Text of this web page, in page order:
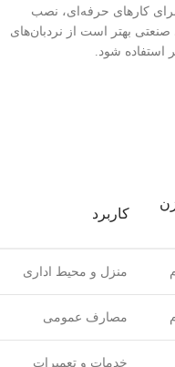
برای کارهای حرفه‌ای، نصب
بهتر است از نردبان‌های
استفاده شود.
کاربرد
منزل و محیط اداری
مصارف عمومی
خدمات و تعمیرات